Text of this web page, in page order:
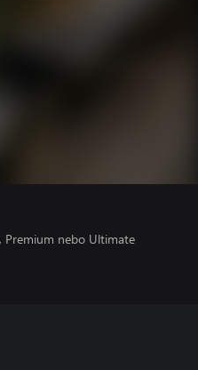
Premium nebo Ultimate